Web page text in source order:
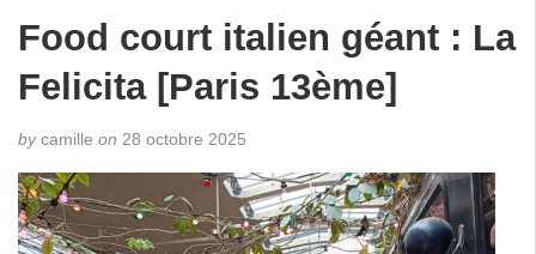
Food court italien géant : La
Felicita [Paris 13ème]
bycamille on 28 octobre 2025